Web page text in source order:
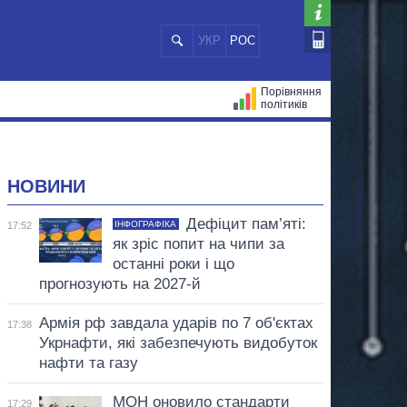
УКР РОС
Порівняння
політиків
НОВИНИ
17:52 ІНФОГРАФІКА
Дефіцит пам’яті:
як зріс попит на чипи за
останні роки і що
прогнозують на 2027-й
17:38
Армія рф завдала ударів по 7 об'єктах
Укрнафти, які забезпечують видобуток
нафти та газу
17:29
МОН оновило стандарти